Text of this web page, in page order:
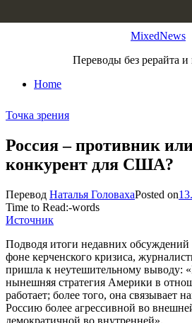
MixedNews
Переводы без рерайта
Home
Точка зрения
Россия – противник
конкурент для США?
Перевод Наталья ГоловахаPosted on
Time to Read:-words
Источник
Подводя итоги недавних
фоне керченского кризиса,
пришла к неутешительному выводу:
нынешняя стратегия Америки в
работает; более того, она связывает
Россию более агрессивной во
демократичной во внутренней».